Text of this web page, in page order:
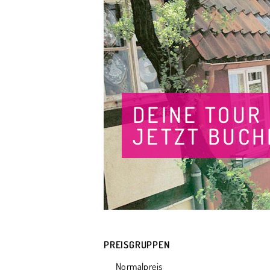
DEINE TOUR
JETZT
PREISGRUPPEN
Normalpreis